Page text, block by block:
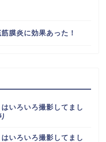
膜炎に効果あった！
いろいろ撮影してまし
いろいろ撮影してまし